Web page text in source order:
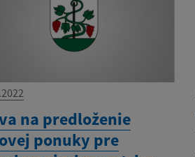
na predloženie
ponuky pre